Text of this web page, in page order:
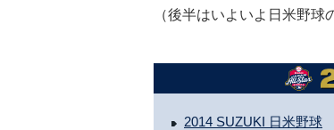
（後半はいよいよ日米野球
2014 SUZUKI 日米野球